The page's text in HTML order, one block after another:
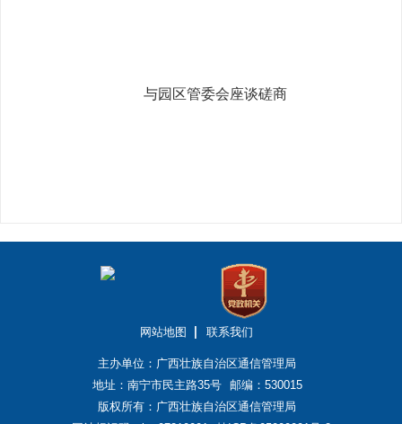
与园区管委会座谈磋商
网站地图 联系我们
主办单位：广西壮族自治区通信管理局
地址：南宁市民主路35号
邮编：530015
版权所有：广西壮族自治区通信管理局